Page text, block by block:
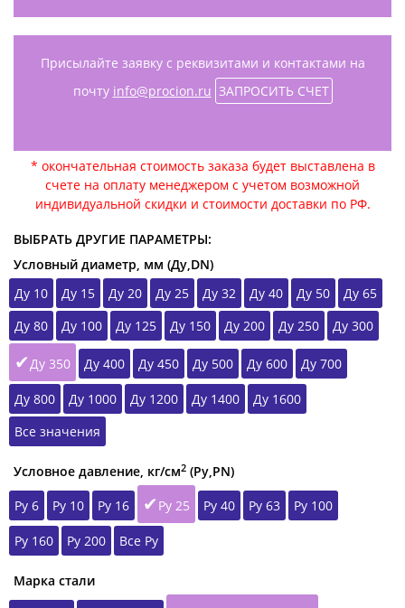
Присылайте заявку с реквизитами и контактами на
почту info@procion.ru ЗАПРОСИТЬ СЧЕТ
* окончательная стоимость заказа будет выставлена в
счете на оплату менеджером с учетом возможной
индивидуальной скидки и стоимости доставки по РФ.
ВЫБРАТЬ ДРУГИЕ ПАРАМЕТРЫ:
Условный диаметр, мм (Ду,DN)
Ду 10
Ду 15 Ду 20 Ду 25 Ду 32 Ду 40 Ду 50
Ду 65
Ду 80
Ду 100 Ду 125 Ду 150 Ду 200 Ду 250 Ду 300
Ду 350 Ду 400 Ду 450 Ду 500 Ду 600 Ду 700
Ду 800 Ду 1000 Ду 1200 Ду 1400
Ду 1600
Все значения
Условное давление, кг/см2 (Ру,РN)
Ру 6
Ру 10 Ру 16 Ру 25 Ру 40 Ру 63 Ру 100
Ру 160 Ру 200 Все Ру
Марка стали